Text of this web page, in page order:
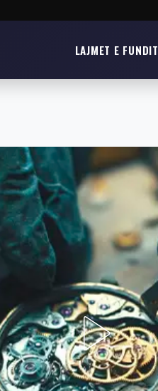
LAJMET E FUNDIT